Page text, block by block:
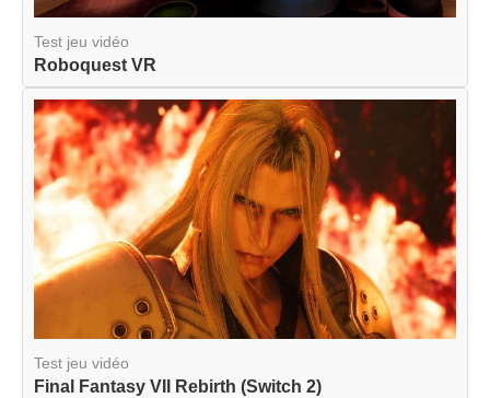
Test jeu vidéo
Roboquest VR
Test jeu vidéo
Final Fantasy VII Rebirth (Switch 2)